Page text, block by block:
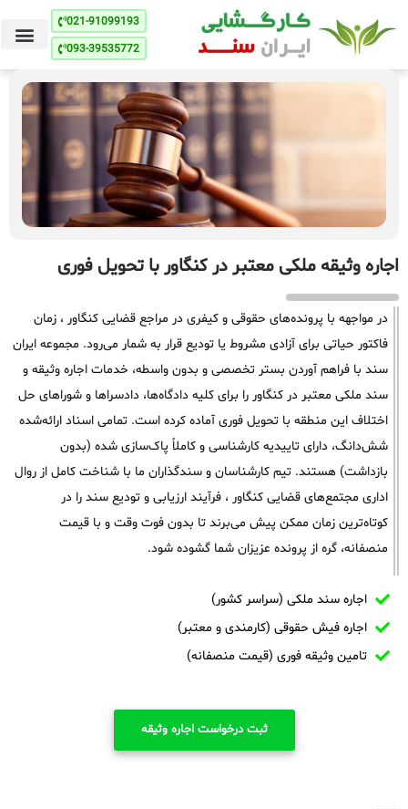
021-91099193
093-39535772
اجاره وثیقه ملکی معتبر در کنگاور با تحویل فوری
در مواجهه با پرونده‌های حقوقی و کیفری در مراجع قضایی کنگاور ، زمان
فاکتور حیاتی برای آزادی مشروط یا تودیع قرار به شمار می‌رود. مجموعه ایران
سند با فراهم آوردن بستر تخصصی و بدون واسطه، خدمات اجاره وثیقه و
سند ملکی معتبر در کنگاور را برای کلیه دادگاه‌ها، دادسراها و شوراهای حل
اختلاف این منطقه با تحویل فوری آماده کرده است. تمامی اسناد ارائه‌شده
شش‌دانگ، دارای تاییدیه کارشناسی و کاملاً پاک‌سازی شده (بدون
بازداشت) هستند. تیم کارشناسان و سندگذاران ما با شناخت کامل از روال
اداری مجتمع‌های قضایی کنگاور ، فرآیند ارزیابی و تودیع سند را در
کوتاه‌ترین زمان ممکن پیش می‌برند تا بدون فوت وقت و با قیمت
منصفانه، گره از پرونده عزیزان شما گشوده شود.
اجاره سند ملکی (سراسر کشور)
اجاره فیش حقوقی (کارمندی و معتبر)
تامین وثیقه فوری (قیمت منصفانه)
ثبت درخواست اجاره وثیقه